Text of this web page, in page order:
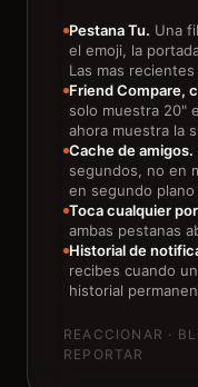
Pestana Tu. Una
el emoji, la
Las mas
Friend Compare,
solo muestra 20"
ahora muestra la
Cache de amigos.
segundos, no en
en segundo plano
Toca cualquier
ambas pestanas
Historial de
recibes cuando
historial
REACCIONAR ·
REPORTAR